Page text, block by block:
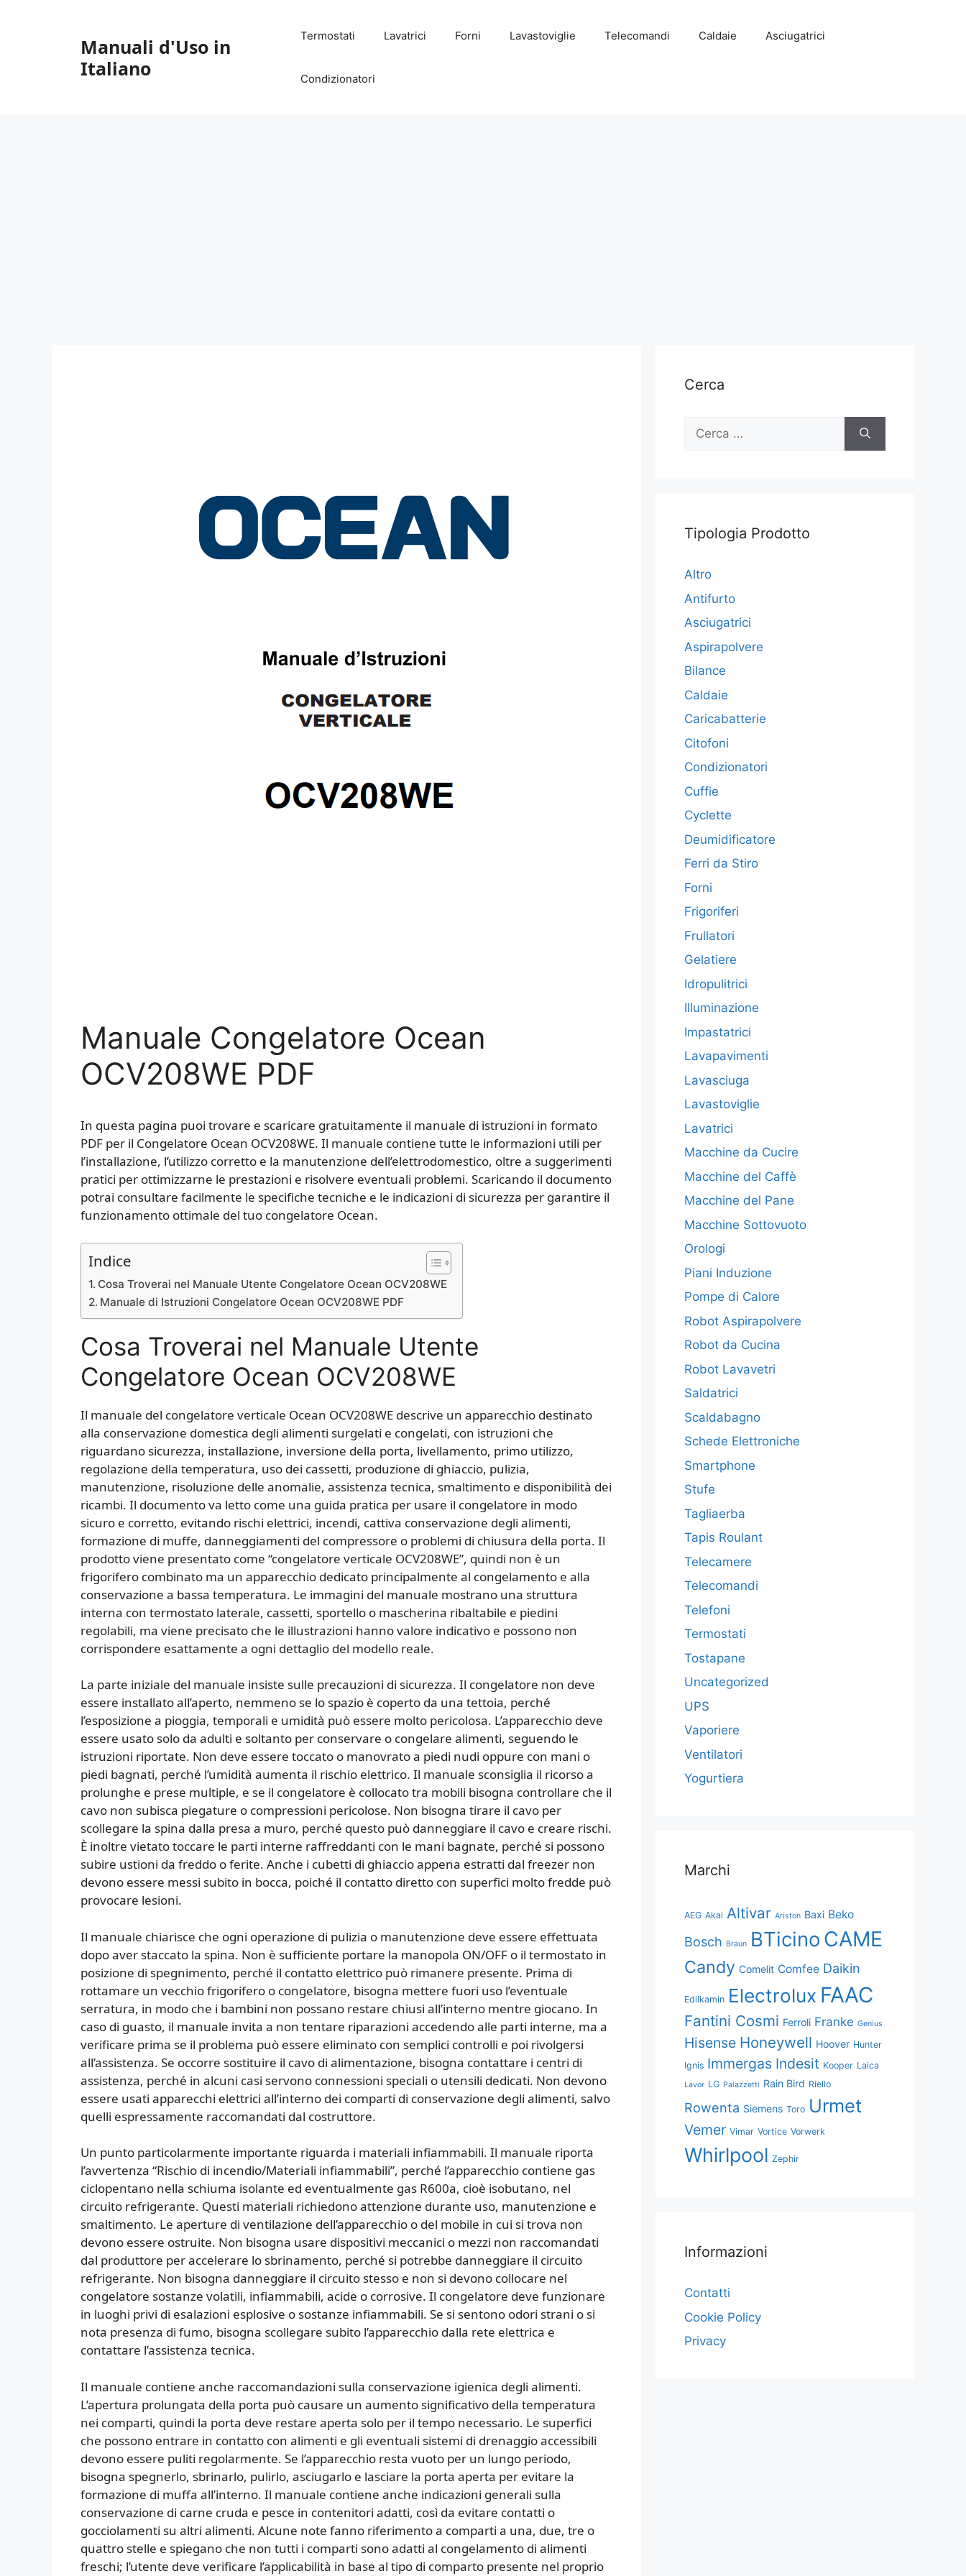
Manuali d'Uso in
Italiano
Termostati Lavatrici Forni Lavastoviglie Telecomandi Caldaie Asciugatrici
Condizionatori
Manuale Congelatore Ocean
OCV208WE PDF
In questa pagina puoi trovare e scaricare gratuitamente il manuale di istruzioni in formato
PDF per il Congelatore Ocean OCV208WE. Il manuale contiene tutte le informazioni utili per
l’installazione, l’utilizzo corretto e la manutenzione dell’elettrodomestico, oltre a suggerimenti
pratici per ottimizzarne le prestazioni e risolvere eventuali problemi. Scaricando il documento
potrai consultare facilmente le specifiche tecniche e le indicazioni di sicurezza per garantire il
funzionamento ottimale del tuo congelatore Ocean.
Indice
Cosa Troverai nel Manuale Utente Congelatore Ocean OCV208WE
Manuale di Istruzioni Congelatore Ocean OCV208WE PDF
Cosa Troverai nel Manuale Utente
Congelatore Ocean OCV208WE
Il manuale del congelatore verticale Ocean OCV208WE descrive un apparecchio destinato
alla conservazione domestica degli alimenti surgelati e congelati, con istruzioni che
riguardano sicurezza, installazione, inversione della porta, livellamento, primo utilizzo,
regolazione della temperatura, uso dei cassetti, produzione di ghiaccio, pulizia,
manutenzione, risoluzione delle anomalie, assistenza tecnica, smaltimento e disponibilità dei
ricambi. Il documento va letto come una guida pratica per usare il congelatore in modo
sicuro e corretto, evitando rischi elettrici, incendi, cattiva conservazione degli alimenti,
formazione di muffe, danneggiamenti del compressore o problemi di chiusura della porta. Il
prodotto viene presentato come “congelatore verticale OCV208WE”, quindi non è un
frigorifero combinato ma un apparecchio dedicato principalmente al congelamento e alla
conservazione a bassa temperatura. Le immagini del manuale mostrano una struttura
interna con termostato laterale, cassetti, sportello o mascherina ribaltabile e piedini
regolabili, ma viene precisato che le illustrazioni hanno valore indicativo e possono non
corrispondere esattamente a ogni dettaglio del modello reale.
La parte iniziale del manuale insiste sulle precauzioni di sicurezza. Il congelatore non deve
essere installato all’aperto, nemmeno se lo spazio è coperto da una tettoia, perché
l’esposizione a pioggia, temporali e umidità può essere molto pericolosa. L’apparecchio deve
essere usato solo da adulti e soltanto per conservare o congelare alimenti, seguendo le
istruzioni riportate. Non deve essere toccato o manovrato a piedi nudi oppure con mani o
piedi bagnati, perché l’umidità aumenta il rischio elettrico. Il manuale sconsiglia il ricorso a
prolunghe e prese multiple, e se il congelatore è collocato tra mobili bisogna controllare che il
cavo non subisca piegature o compressioni pericolose. Non bisogna tirare il cavo per
scollegare la spina dalla presa a muro, perché questo può danneggiare il cavo e creare rischi.
È inoltre vietato toccare le parti interne raffreddanti con le mani bagnate, perché si possono
subire ustioni da freddo o ferite. Anche i cubetti di ghiaccio appena estratti dal freezer non
devono essere messi subito in bocca, poiché il contatto diretto con superfici molto fredde può
provocare lesioni.
Il manuale chiarisce che ogni operazione di pulizia o manutenzione deve essere effettuata
dopo aver staccato la spina. Non è sufficiente portare la manopola ON/OFF o il termostato in
posizione di spegnimento, perché il contatto elettrico può rimanere presente. Prima di
rottamare un vecchio frigorifero o congelatore, bisogna mettere fuori uso l’eventuale
serratura, in modo che i bambini non possano restare chiusi all’interno mentre giocano. In
caso di guasto, il manuale invita a non tentare riparazioni accedendo alle parti interne, ma a
verificare prima se il problema può essere eliminato con semplici controlli e poi rivolgersi
all’assistenza. Se occorre sostituire il cavo di alimentazione, bisogna contattare i centri di
assistenza, perché in alcuni casi servono connessioni speciali o utensili dedicati. Non devono
essere usati apparecchi elettrici all’interno dei comparti di conservazione degli alimenti, salvo
quelli espressamente raccomandati dal costruttore.
Un punto particolarmente importante riguarda i materiali infiammabili. Il manuale riporta
l’avvertenza “Rischio di incendio/Materiali infiammabili”, perché l’apparecchio contiene gas
ciclopentano nella schiuma isolante ed eventualmente gas R600a, cioè isobutano, nel
circuito refrigerante. Questi materiali richiedono attenzione durante uso, manutenzione e
smaltimento. Le aperture di ventilazione dell’apparecchio o del mobile in cui si trova non
devono essere ostruite. Non bisogna usare dispositivi meccanici o mezzi non raccomandati
dal produttore per accelerare lo sbrinamento, perché si potrebbe danneggiare il circuito
refrigerante. Non bisogna danneggiare il circuito stesso e non si devono collocare nel
congelatore sostanze volatili, infiammabili, acide o corrosive. Il congelatore deve funzionare
in luoghi privi di esalazioni esplosive o sostanze infiammabili. Se si sentono odori strani o si
nota presenza di fumo, bisogna scollegare subito l’apparecchio dalla rete elettrica e
contattare l’assistenza tecnica.
Il manuale contiene anche raccomandazioni sulla conservazione igienica degli alimenti.
L’apertura prolungata della porta può causare un aumento significativo della temperatura
nei comparti, quindi la porta deve restare aperta solo per il tempo necessario. Le superfici
che possono entrare in contatto con alimenti e gli eventuali sistemi di drenaggio accessibili
devono essere puliti regolarmente. Se l’apparecchio resta vuoto per un lungo periodo,
bisogna spegnerlo, sbrinarlo, pulirlo, asciugarlo e lasciare la porta aperta per evitare la
formazione di muffa all’interno. Il manuale contiene anche indicazioni generali sulla
conservazione di carne cruda e pesce in contenitori adatti, così da evitare contatti o
gocciolamenti su altri alimenti. Alcune note fanno riferimento a comparti a una, due, tre o
quattro stelle e spiegano che non tutti i comparti sono adatti al congelamento di alimenti
freschi; l’utente deve verificare l’applicabilità in base al tipo di comparto presente nel proprio
Cerca
Ricerca
Tipologia Prodotto
Altro
Antifurto
Asciugatrici
Aspirapolvere
Bilance
Caldaie
Caricabatterie
Citofoni
Condizionatori
Cuffie
Cyclette
Deumidificatore
Ferri da Stiro
Forni
Frigoriferi
Frullatori
Gelatiere
Idropulitrici
Illuminazione
Impastatrici
Lavapavimenti
Lavasciuga
Lavastoviglie
Lavatrici
Macchine da Cucire
Macchine del Caffè
Macchine del Pane
Macchine Sottovuoto
Orologi
Piani Induzione
Pompe di Calore
Robot Aspirapolvere
Robot da Cucina
Robot Lavavetri
Saldatrici
Scaldabagno
Schede Elettroniche
Smartphone
Stufe
Tagliaerba
Tapis Roulant
Telecamere
Telecomandi
Telefoni
Termostati
Tostapane
Uncategorized
UPS
Vaporiere
Ventilatori
Yogurtiera
Marchi
AEG Akai Altivar Ariston Baxi Beko
Bosch Braun BTicino CAME
Candy Comelit Comfee Daikin
Edilkamin Electrolux FAAC
Fantini Cosmi Ferroli Franke Genius
Hisense Honeywell Hoover Hunter
Ignis Immergas Indesit Kooper Laica
Lavor LG Palazzetti Rain Bird Riello
Rowenta Siemens Toro Urmet
Vemer Vimar Vortice Vorwerk
Whirlpool Zephir
Informazioni
Contatti
Cookie Policy
Privacy